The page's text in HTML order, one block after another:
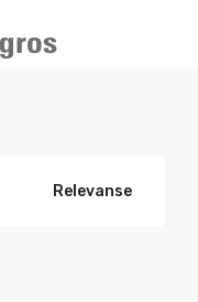
Relevanse